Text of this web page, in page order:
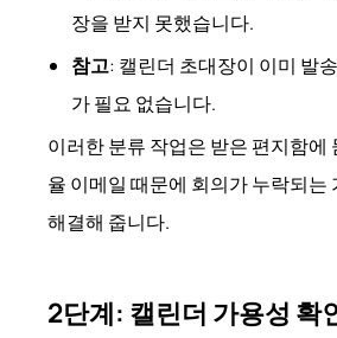
장을 받지 못했습니다.
참고: 캘린더 초대장이 이미 발
가 필요 없습니다.
이러한 분류 작업은 받은 편지함에
율 이메일 때문에 회의가 누락되는
해결해 줍니다.
2단계: 캘린더 가용성 확